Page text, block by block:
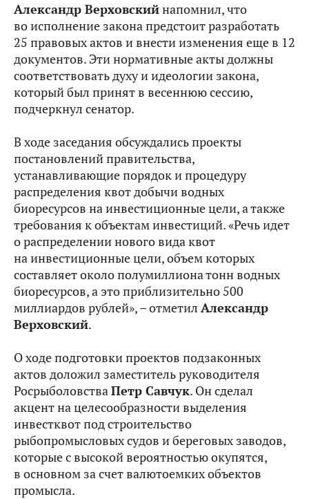
Александр Верховскийнапомнил, что
во исполнение закона предстоит разработать
25 правовых актов и внести изменения еще в 12
документов. Эти нормативные акты должны
соответствовать духу и идеологии закона,
который был принят в весеннюю сессию,
подчеркнул сенатор.
В ходе заседания обсуждались проекты
постановлений правительства,
устанавливающие порядок и процедуру
распределения квот добычи водных
биоресурсов на инвестиционные цели, а также
требования к объектам инвестиций. «Речь идет
о распределении нового вида квот
на инвестиционные цели, объем которых
составляет около полумиллиона тонн водных
биоресурсов, а это приблизительно 500
миллиардов рублей», – отметил Александр
Верховский.
О ходе подготовки проектов подзаконных
актов доложил заместитель руководителя
РосрыболовстваПетр Савчук. Он сделал
акцент на целесообразности выделения
инвестквот под строительство
рыбопромысловых судов и береговых заводов,
которые с высокой вероятностью окупятся,
в основном за счет валютоемких объектов
промысла.